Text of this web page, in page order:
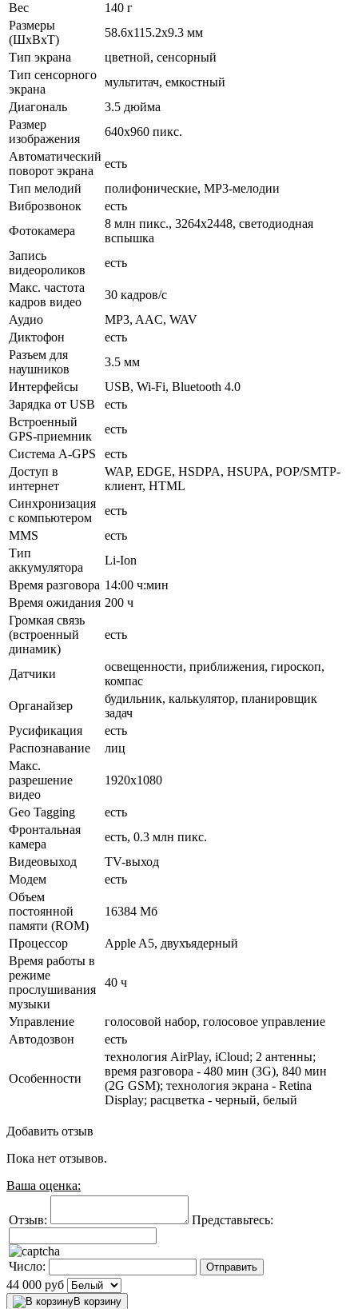
Вес
140 г
Размеры
(ШxВxТ)
58.6x115.2x9.3 мм
Тип экрана
цветной, сенсорный
Тип сенсорного
экрана
мультитач, емкостный
Диагональ
3.5 дюйма
Размер
изображения
640x960 пикс.
Автоматический
поворот экрана
есть
Тип мелодий
полифонические, MP3-мелодии
Виброзвонок
есть
Фотокамера
8 млн пикс., 3264x2448, светодиодная
вспышка
Запись
видеороликов
есть
Макс. частота
кадров видео
30 кадров/с
Аудио
MP3, AAC, WAV
Диктофон
есть
Разъем для
наушников
3.5 мм
Интерфейсы
USB, Wi-Fi, Bluetooth 4.0
Зарядка от USB
есть
Встроенный
GPS-приемник
есть
Cистема A-GPS
есть
Доступ в
интернет
WAP, EDGE, HSDPA, HSUPA, POP/SMTP-
клиент, HTML
Синхронизация
с компьютером
есть
MMS
есть
Тип
аккумулятора
Li-Ion
Время разговора 14:00 ч:мин
Время ожидания 200 ч
Громкая связь
(встроенный
динамик)
есть
Датчики
освещенности, приближения, гироскоп,
компас
Органайзер
будильник, калькулятор, планировщик
задач
Русификация
есть
Распознавание
лиц
Макс.
разрешение
видео
1920x1080
Geo Tagging
есть
Фронтальная
камера
есть, 0.3 млн пикс.
Видеовыход
TV-выход
Модем
есть
Объем
постоянной
памяти (ROM)
16384 Мб
Процессор
Apple A5, двухъядерный
Время работы в
режиме
прослушивания
музыки
40 ч
Управление
голосовой набор, голосовое управление
Автодозвон
есть
Особенности
технология AirPlay, iCloud; 2 антенны;
время разговора - 480 мин (3G), 840 мин
(2G GSM); технология экрана - Retina
Display; расцветка - черный, белый
Добавить отзыв
Пока нет отзывов.
Ваша оценка:
Отзыв: Представьтесь:
Число:
44 000 руб
В корзину